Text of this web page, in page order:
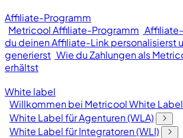
Affiliate-Programm
Metricool Affiliate-Programm
du deinen Affiliate-Link personalisierst
generierst Wie du Zahlungen als
erhältst
White label
Willkommen bei Metricool White Label
White Label für Agenturen (WLA)
White Label für Integratoren (WLI)